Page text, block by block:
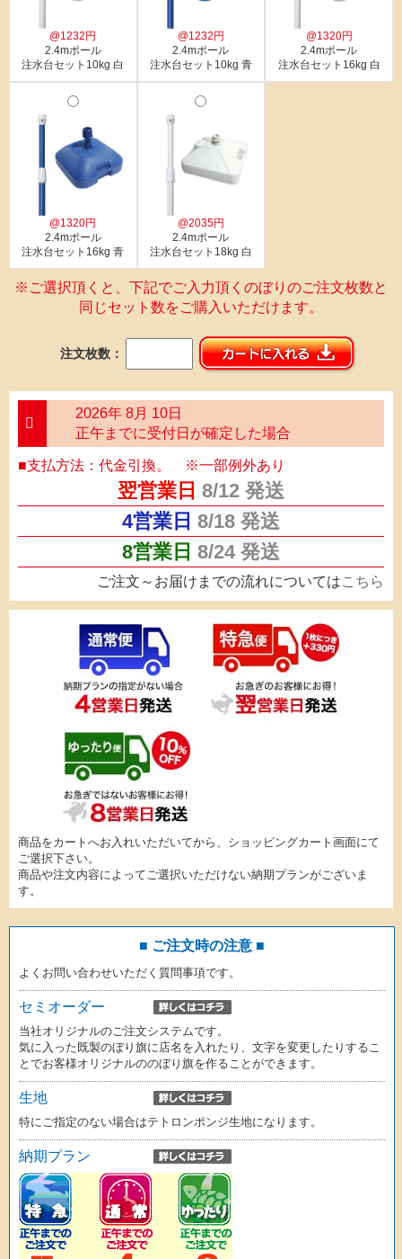
@1232円
2.4mポール
注水台セット10kg 白
@1232円
2.4mポール
注水台セット10kg 青
@1320円
2.4mポール
注水台セット16kg 白
@1320円
2.4mポール
注水台セット16kg 青
@2035円
2.4mポール
注水台セット18kg 白
※ご選択頂くと、下記でご入力頂くのぼりのご注文枚数と
同じセット数をご購入いただけます。
注文枚数：
2026年 8月 10日
正午までに受付日が確定した場合
■支払方法：代金引換。 ※一部例外あり
翌営業日 8/12 発送
4営業日 8/18 発送
8営業日 8/24 発送
ご注文～お届けまでの流れについてはこちら
商品をカートへお入れいただいてから、ショッピングカート画面にて
ご選択下さい。
商品や注文内容によってご選択いただけない納期プランがございま
す。
■ ご注文時の注意 ■
よくお問い合わせいただく質問事項です。
セミオーダー
当社オリジナルのご注文システムです。
気に入った既製のぼり旗に店名を入れたり、文字を変更したりするこ
とでお客様オリジナルののぼり旗を作ることができます。
生地
特にご指定のない場合はテトロンポンジ生地になります。
納期プラン